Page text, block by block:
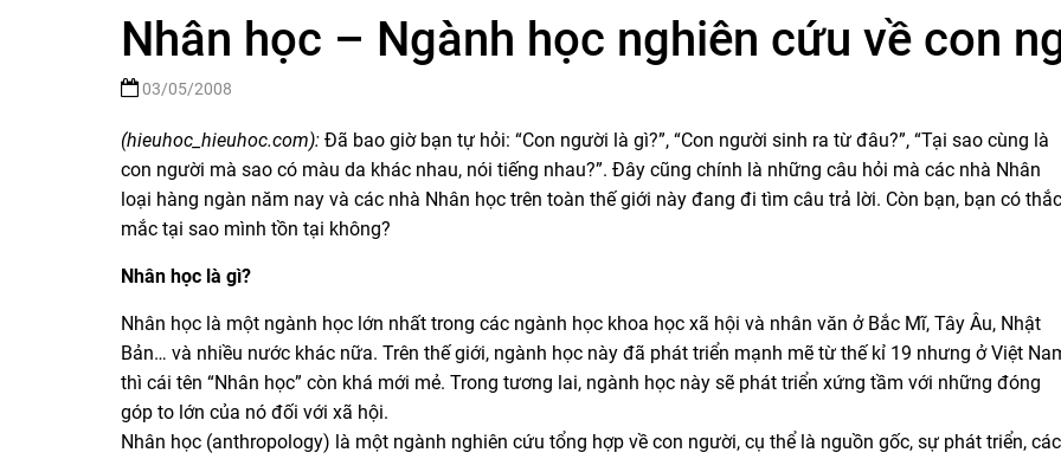
Nhân học – Ngành học nghiên cứu về con
03/05/2008
(hieuhoc_hieuhoc.com): Đã bao giờ bạn tự hỏi: “Con người là gì?”, “Con người sinh ra từ đâu?”, “Tại sao cùng là
con người mà sao có màu da khác nhau, nói tiếng nhau?”. Đây cũng chính là những câu hỏi mà các nhà Nhân
loại hàng ngàn năm nay và các nhà Nhân học trên toàn thế giới này đang đi tìm câu trả lời. Còn bạn, bạn có thắc
mắc tại sao mình tồn tại không?
Nhân học là gì?
Nhân học là một ngành học lớn nhất trong các ngành học khoa học xã hội và nhân văn ở Bắc Mĩ, Tây Âu, Nhật
Bản… và nhiều nước khác nữa. Trên thế giới, ngành học này đã phát triển mạnh mẽ từ thế kỉ 19 nhưng ở Việt
thì cái tên “Nhân học” còn khá mới mẻ. Trong tương lai, ngành học này sẽ phát triển xứng tầm với những đóng
góp to lớn của nó đối với xã hội.
Nhân học (anthropology) là một ngành nghiên cứu tổng hợp về con người, cụ thể là nguồn gốc, sự phát triển, các